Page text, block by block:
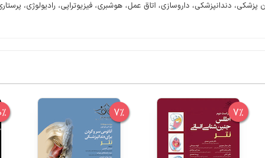
دندانپزشکی، داروسازی، اتاق عمل، هوشبری، فیزیوتراپی، رادیولوژی،
7%
7%